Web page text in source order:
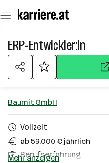
Seiteninhalt
springen
ERP-Entwickler:in
Baumit GmbH
Vollzeit
ab 56.000 € jährlich
Berufserfahrung
Mehr anzeigen